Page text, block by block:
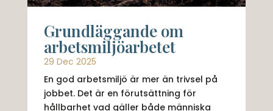
Grundläggande om
arbetsmiljöarbetet
29 Dec 2025
En god arbetsmiljö är mer än trivsel på
jobbet. Det är en förutsättning för
hållbarhet vad gäller både människa